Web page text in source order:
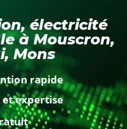
électricité
à Mouscron,
Mons
rapide
expertise